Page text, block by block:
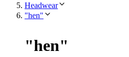
Headwear
"hen"
"hen"